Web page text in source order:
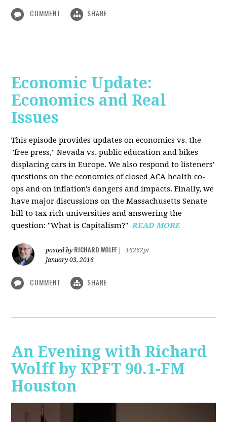
COMMENT SHARE
Economic Update:
Economics and Real
Issues
This episode provides updates on economics vs. the
"free press," Nevada vs. public education and bikes
displacing cars in Europe. We also respond to listeners'
questions on the economics of closed ACA health co-
ops and on inflation's dangers and impacts. Finally, we
have major discussions on the Massachusetts Senate
bill to tax rich universities and answering the
question: "What is Capitalism?"READ MORE
posted by RICHARD WOLFF
16262pt
January 03, 2016
COMMENT SHARE
An Evening with Richard
Wolff by KPFT 90.1-FM
Houston